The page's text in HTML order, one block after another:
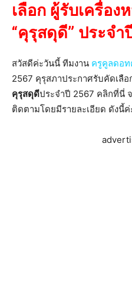
เลือก ผู้รับเครื่อง
“คุรุสดุดี” ประจ
สวัสดีค่ะวันนี้ ทีมงาน ครูคูลดอ
2567 คุรุสภาประกาศรับคัดเลือ
คุรุสดุดีประจำปี 2567 คลิกที่นี่
ติดตามโดยมีรายละเอียด ดังนี้ค่